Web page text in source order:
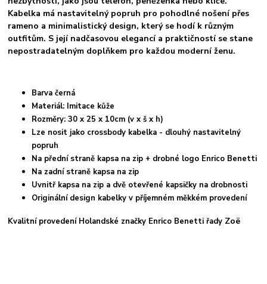
Kabelka má nastavitelný popruh pro pohodlné nošení přes
rameno a minimalistický design, který se hodí k různým
outfitům. S její nadčasovou elegancí a praktičností se stane
nepostradatelným doplňkem pro každou moderní ženu.
Barva černá
Materiál: Imitace kůže
Rozměry: 30 x 25 x 10cm (v x š x h)
Lze nosit jako crossbody kabelka - dlouhý nastavitelný
popruh
Na přední straně kapsa na zip + drobné logo Enrico Benetti
Na zadní straně kapsa na zip
Uvnitř kapsa na zip a dvě otevřené kapsičky na drobnosti
Originální design kabelky v příjemném měkkém provedení
Kvalitní provedení Holandské značky Enrico Benetti řady Zoë